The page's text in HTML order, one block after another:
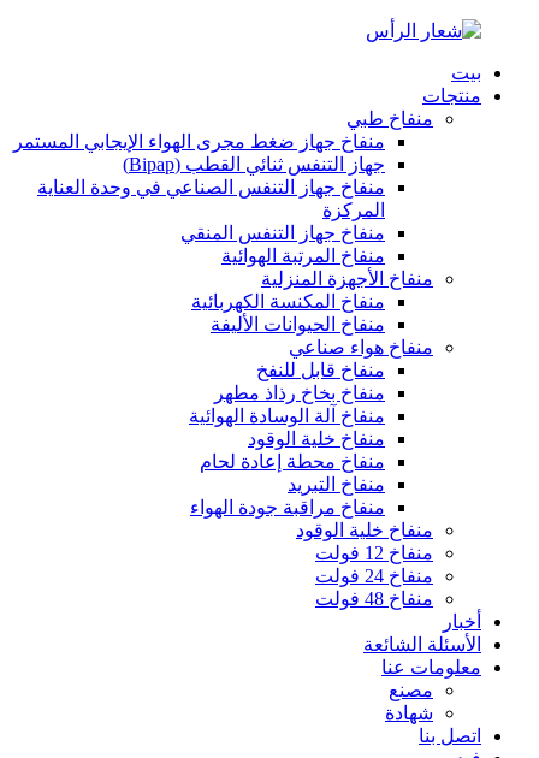
بيت
منتجات
منفاخ طبي
منفاخ جهاز ضغط مجرى الهواء الإيجابي المستمر
جهاز التنفس ثنائي القطب (Bipap)
منفاخ جهاز التنفس الصناعي في وحدة العناية
المركزة
منفاخ جهاز التنفس المنقي
منفاخ المرتبة الهوائية
منفاخ الأجهزة المنزلية
منفاخ المكنسة الكهربائية
منفاخ الحيوانات الأليفة
منفاخ هواء صناعي
منفاخ قابل للنفخ
منفاخ بخاخ رذاذ مطهر
منفاخ آلة الوسادة الهوائية
منفاخ خلية الوقود
منفاخ محطة إعادة لحام
منفاخ التبريد
منفاخ مراقبة جودة الهواء
منفاخ خلية الوقود
منفاخ 12 فولت
منفاخ 24 فولت
منفاخ 48 فولت
أخبار
الأسئلة الشائعة
معلومات عنا
مصنع
شهادة
اتصل بنا